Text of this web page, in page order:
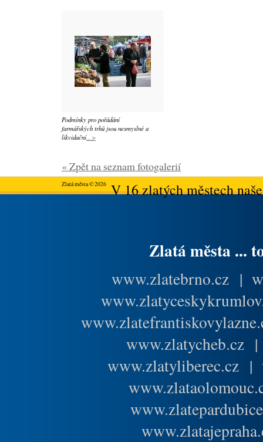
Podmínky pro pořádání
farmářských trhů jsou nesmyslné a
likvidační...>
« Zpět na seznam fotogalerií
Zlatá města © 2026V 16 zlatých městech
Zlatá města ...
www.zlatebrno.cz |
www.zlatycheb.cz
www.zlatyliberec.cz |